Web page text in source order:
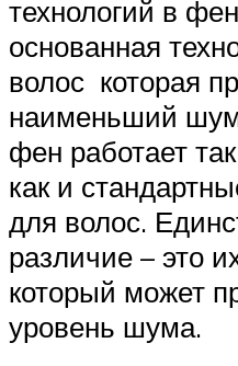
технологий в
основанная
волос которая
наименьший
фен работает
как и
для волос.
различие – это
который может
уровень шума.